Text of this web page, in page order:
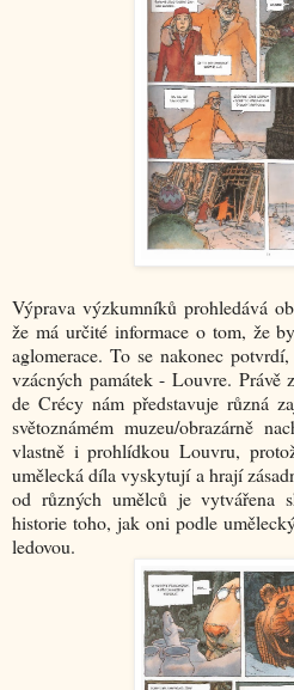
Výprava výzkumníků prohledává
že má určité informace o tom, že
aglomerace. To se nakonec
vzácných památek - Louvre. Právě
de Crécy nám představuje různá
světoznámém muzeu/obrazárně
vlastně i prohlídkou Louvru,
umělecká díla vyskytují a hrají
od různých umělců je vytvářena
historie toho, jak oni podle
ledovou.